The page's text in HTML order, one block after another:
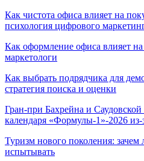
Как чистота офиса влияет на
психология цифрового
Как оформление офиса влияет
маркетологи
Как выбрать подрядчика для
стратегия поиска и оценки
Гран-при Бахрейна и
календаря «Формулы-1»-2026
Туризм нового поколения: зачем
испытывать